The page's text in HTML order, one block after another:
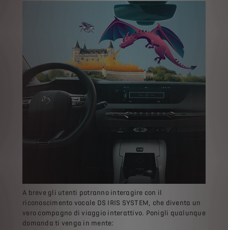
A breve gli utenti potranno interagire con il
riconoscimento vocale DS IRIS SYSTEM, che diventa un
vero compagno di viaggio interattivo. Ponigli qualunque
domanda ti venga in mente: